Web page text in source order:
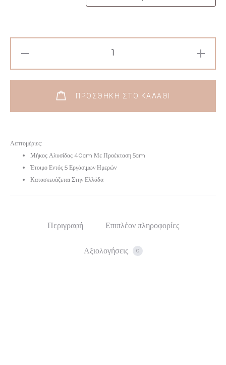
Λεπτομέριες:
Μήκος Αλυσίδας 40cm Με Προέκταση 5cm
Έτοιμο Εντός 5 Εργάσιμων Ημερών
Κατασκευάζεται Στην Ελλάδα
Από
ΠΡΟΣΘΉΚΗ ΣΤΟ ΚΑΛΆΘΙ
Περιγραφή Επιπλέον πληροφορίες
Αξιολογήσεις 0